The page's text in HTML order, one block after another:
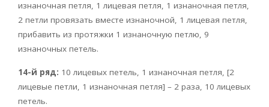
изнаночная петля, 1 лицевая петля, 1 изнаночная петля,
2 петли провязать вместе изнаночной, 1 лицевая петля,
прибавить из протяжки 1 изнаночную петлю, 9
изнаночных петель.
14-й ряд: 10 лицевых петель, 1 изнаночная петля, [2
лицевые петли, 1 изнаночная петля] – 2 раза, 10 лицевых
петель.